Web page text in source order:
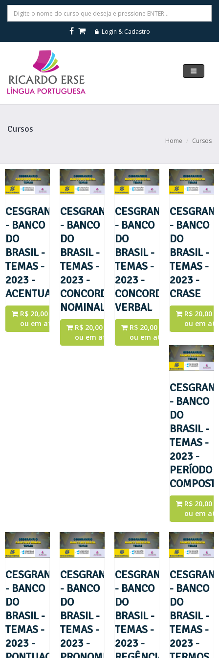
Login & Cadastro
Navegar
Cursos
Home Cursos
CESGRANRIO
- BANCO
DO
BRASIL -
TEMAS -
2023 -
ACENTUAÇÃO
R$ 20,00 a vista
ou em até 3x
CESGRANRIO
- BANCO
DO
BRASIL -
TEMAS -
2023 -
CONCORDÂNCIA
NOMINAL
R$ 20,00 a vista
ou em até 3x
CESGRANRIO
- BANCO
DO
BRASIL -
TEMAS -
2023 -
CONCORDÂNCIA
VERBAL
R$ 20,00 a vista
ou em até 3x
- BANCO
DO
BRASIL -
TEMAS -
2023 -
CRASE
R$ 20,00
ou em
- BANCO
DO
BRASIL -
TEMAS -
2023 -
PERÍODO
R$ 20,00
ou em
CESGRANRIO
- BANCO
DO
BRASIL -
TEMAS -
2023 -
CESGRANRIO
- BANCO
DO
BRASIL -
TEMAS -
2023 -
CESGRANRIO
- BANCO
DO
BRASIL -
TEMAS -
2023 -
- BANCO
DO
BRASIL -
TEMAS -
2023 -